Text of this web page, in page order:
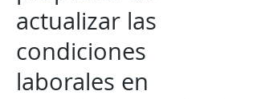
actualizar las
condiciones
laborales en